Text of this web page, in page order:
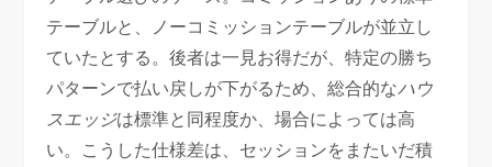
テーブルと、ノーコミッションテーブルが並立し
ていたとする。後者は一見お得だが、特定の勝ち
パターンで払い戻しが下がるため、総合的なハウ
スエッジは標準と同程度か、場合によっては高
い。こうした仕様差は、セッションをまたいだ積